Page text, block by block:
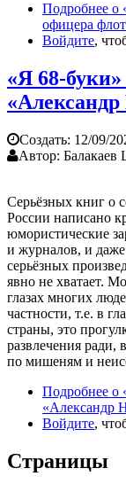
Подробнее о
офицера
Войдите,
«Я 68-
Создать: 12/09/
Автор: Балакаев
Серьёзных книг о
России написано
юмористические
и журналов, и
серьёзных
явно не хватает.
глазах многих
частности, т.е. в
страны, это
развлечения ради,
по мишеням и
Подробнее о
«Александр
Войдите,
Страницы